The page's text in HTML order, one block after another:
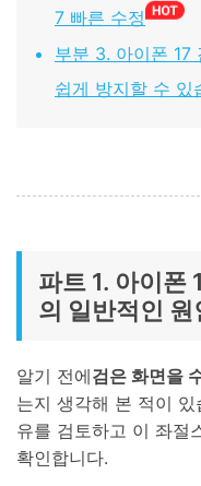
7 빠른 수정
부분 3. 아이폰 17
쉽게 방지할 수 있
파트 1. 아이폰
의 일반적인
알기 전에검은 화면을
는지 생각해 본 적이
유를 검토하고 이 좌절
확인합니다.